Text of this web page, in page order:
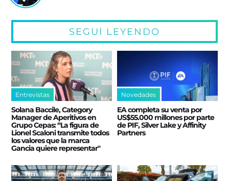
SEGUÍ LEYENDO
Entrevistas
Solana Baccile, Category
Manager de Aperitivos en
Grupo Cepas: “La figura de
Lionel Scaloni transmite todos
los valores que la marca
Gancia quiere representar"
Novedades
EA completa su venta por
US$55.000 millones por parte
de PIF, Silver Lake y Affinity
Partners